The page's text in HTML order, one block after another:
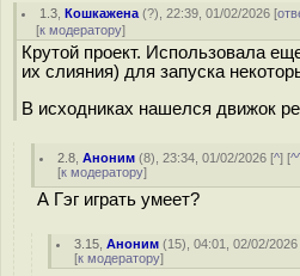
1.3 ,Кошкажена (?), 22:39, 01/02/2026 [
[к модератору]
Крутой проект. Использовала
их слияния) для запуска
В исходниках нашелся движок
2.8 ,Аноним (8), 23:34, 01/02/2026 [^] [
[к модератору]
А Гэг играть умеет?
3.15 ,Аноним (15), 04:01, 02/02/2026
[к модератору]